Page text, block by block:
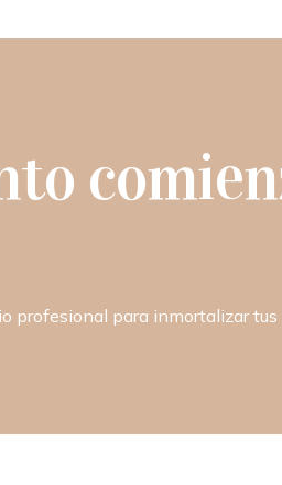
profesional para inmortalizar